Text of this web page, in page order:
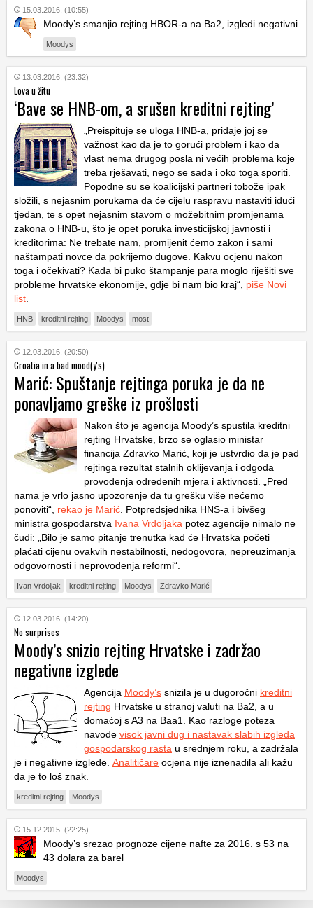
15.03.2016. (10:55)
Moody’s smanjio rejting HBOR-a na Ba2, izgledi negativni
Moodys
13.03.2016. (23:32)
Lova u žitu
‘Bave se HNB-om, a srušen kreditni rejting’
„Preispituje se uloga HNB-a, pridaje joj se
važnost kao da je to gorući problem i kao da
vlast nema drugog posla ni većih problema koje
treba rješavati, nego se sada i oko toga sporiti.
Popodne su se koalicijski partneri tobože ipak
složili, s nejasnim porukama da će cijelu raspravu nastaviti idući
tjedan, te s opet nejasnim stavom o možebitnim promjenama
zakona o HNB-u, što je opet poruka investicijskoj javnosti i
kreditorima: Ne trebate nam, promijenit ćemo zakon i sami
naštampati novce da pokrijemo dugove. Kakvu ocjenu nakon
toga i očekivati? Kada bi puko štampanje para moglo riješiti sve
probleme hrvatske ekonomije, gdje bi nam bio kraj“, piše Novi
list
HNB kreditni rejting Moodys most
12.03.2016. (20:50)
Croatia in a bad mood(y's)
Marić: Spuštanje rejtinga poruka je da ne
ponavljamo greške iz prošlosti
Nakon što je agencija Moody’s spustila kreditni
rejting Hrvatske, brzo se oglasio ministar
financija Zdravko Marić, koji je ustvrdio da je pad
rejtinga rezultat stalnih oklijevanja i odgoda
provođenja određenih mjera i aktivnosti. „Pred
nama je vrlo jasno upozorenje da tu grešku više nećemo
ponoviti“, rekao je Marić . Potpredsjednika HNS-a i bivšeg
ministra gospodarstva Ivana Vrdoljaka potez agencije nimalo ne
čudi: „Bilo je samo pitanje trenutka kad će Hrvatska početi
plaćati cijenu ovakvih nestabilnosti, nedogovora, nepreuzimanja
odgovornosti i neprovođenja reformi“.
Ivan Vrdoljak kreditni rejting Moodys Zdravko Marić
12.03.2016. (14:20)
No surprises
Moody’s snizio rejting Hrvatske i zadržao
negativne izglede
Agencija Moody’s snizila je u dugoročni kreditni
rejting Hrvatske u stranoj valuti na Ba2, a u
domaćoj s A3 na Baa1. Kao razloge poteza
navode visok javni dug i nastavak slabih izgleda
gospodarskog rasta u srednjem roku, a zadržala
je i negativne izglede. Analitičare ocjena nije iznenadila ali kažu
da je to loš znak.
kreditni rejting Moodys
15.12.2015. (22:25)
Moody’s srezao prognoze cijene nafte za 2016. s 53 na
43 dolara za barel
Moodys